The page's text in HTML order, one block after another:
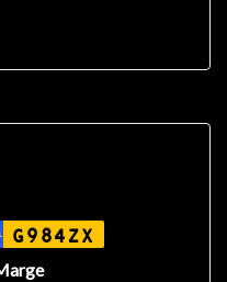
APK Wettelijke
G984ZX